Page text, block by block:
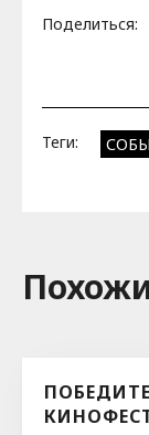
Поделиться:
Теги: